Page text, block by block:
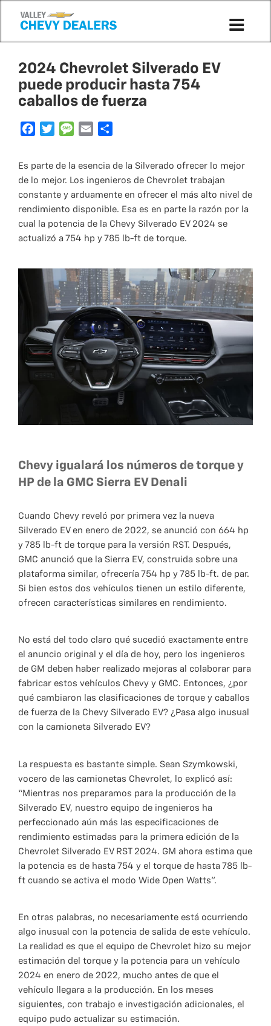
2024 Chevrolet Silverado EV
puede producir hasta 754
caballos de fuerza
e
b
o
t
e
M
a
l
e
Es parte de la esencia de la Silverado ofrecer lo mejor
de lo mejor. Los ingenieros de Chevrolet trabajan
constante y arduamente en ofrecer el más alto nivel de
rendimiento disponible. Esa es en parte la razón por la
cual la potencia de la Chevy Silverado EV 2024 se
actualizó a 754 hp y 785 lb-ft de torque.
Chevy igualará los números de torque y
HP de la GMC Sierra EV Denali
Cuando Chevy reveló por primera vez la nueva
Silverado EV en enero de 2022, se anunció con 664 hp
y 785 lb-ft de torque para la versión RST. Después,
GMC anunció que la Sierra EV, construida sobre una
plataforma similar, ofrecería 754 hp y 785 lb-ft. de par.
Si bien estos dos vehículos tienen un estilo diferente,
ofrecen características similares en rendimiento.
No está del todo claro qué sucedió exactamente entre
el anuncio original y el día de hoy, pero los ingenieros
de GM deben haber realizado mejoras al colaborar para
fabricar estos vehículos Chevy y GMC. Entonces, ¿por
qué cambiaron las clasificaciones de torque y caballos
de fuerza de la Chevy Silverado EV? ¿Pasa algo inusual
con la camioneta Silverado EV?
La respuesta es bastante simple. Sean Szymkowski,
vocero de las camionetas Chevrolet, lo explicó así:
“Mientras nos preparamos para la producción de la
Silverado EV, nuestro equipo de ingenieros ha
perfeccionado aún más las especificaciones de
rendimiento estimadas para la primera edición de la
Chevrolet Silverado EV RST 2024. GM ahora estima que
la potencia es de hasta 754 y el torque de hasta 785 lb-
ft cuando se activa el modo Wide Open Watts”.
En otras palabras, no necesariamente está ocurriendo
algo inusual con la potencia de salida de este vehículo.
La realidad es que el equipo de Chevrolet hizo su mejor
estimación del torque y la potencia para un vehículo
2024 en enero de 2022, mucho antes de que el
vehículo llegara a la producción. En los meses
siguientes, con trabajo e investigación adicionales, el
equipo pudo actualizar su estimación.